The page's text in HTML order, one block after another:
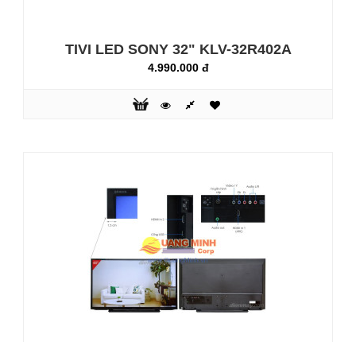
Hình ảnh vượt trội trên màn hình tuyệt đẹp: Một chuẩn mực
giải trí mới cho ngôi nhà của bạn
Hình Ảnh Tuyệt Đẹp Từ Mọi Nguồn Phát: Trải nghiệm chất
lượng hình ảnh tuyệt đẹp dù bạn đang xem phim trên đĩa
TIVI LED SONY 32" KLV-32R402A
4.990.000 đ